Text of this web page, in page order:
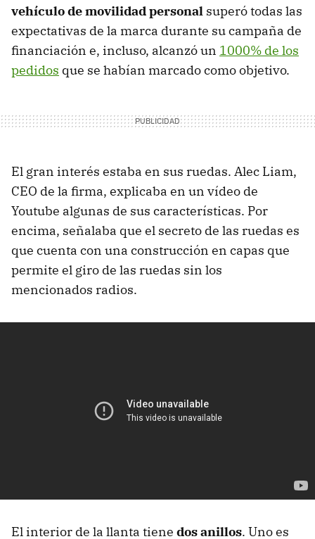
vehículo de movilidad personal superó todas las
expectativas de la marca durante su campaña de
financiación e, incluso, alcanzó un 1000% de los
pedidos que se habían marcado como objetivo.
El gran interés estaba en sus ruedas. Alec Liam,
CEO de la firma, explicaba en un vídeo de
Youtube algunas de sus características. Por
encima, señalaba que el secreto de las ruedas es
que cuenta con una construcción en capas que
permite el giro de las ruedas sin los
mencionados radios.
El interior de la llanta tiene dos anillos. Uno es